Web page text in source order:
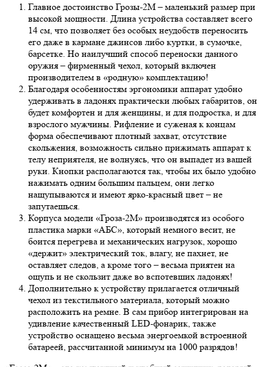
Главное достоинство Грозы-2М – маленький размер при
высокой мощности. Длина устройства составляет всего
14 см, что позволяет без особых неудобств переносить
его даже в кармане джинсов либо куртки, в сумочке,
барсетке. Но наилучший способ переноски данного
оружия – фирменный чехол, который включен
производителем в «родную» комплектацию!
Благодаря особенностям эргономики аппарат удобно
удерживать в ладонях практически любых габаритов, он
будет комфортен и для женщины, и для подростка, и для
взрослого мужчины. Рифление и суженая к концам
форма обеспечивают плотный захват, отсутствие
скольжения, возможность сильно прижимать аппарат к
телу неприятеля, не волнуясь, что он выпадет из вашей
руки. Кнопки располагаются так, чтобы их было удобно
нажимать одним большим пальцем, они легко
нащупываются и имеют ярко-красный цвет – не
запутаешься.
Корпуса модели «Гроза-2М» производятся из особого
пластика марки «АБС», который немного весит, не
боится перегрева и механических нагрузок, хорошо
«держит» электрический ток, влагу, не пахнет, не
оставляет следов, а кроме того – весьма приятен на
ощупь и не скользит даже во вспотевших ладонях!
Дополнительно к устройству прилагается отличный
чехол из текстильного материала, который можно
расположить на ремне. В сам прибор интегрирован на
удивление качественный LED-фонарик, также
устройство оснащено весьма энергоемкой встроенной
батареей, рассчитанной минимум на 1000 разрядов!